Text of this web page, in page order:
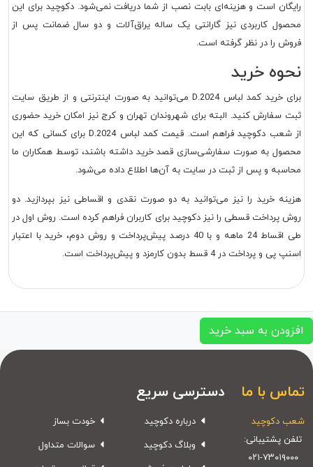
رایگان است و هزینه‌ای بابت نصب از شما دریافت نمی‌شود. دکوچید برای این
محصول کاربردی نیز گارانتی یک ساله یراق‌آلات و دو سال ضمانت پس از
فروش را در نظر گرفته است.
نحوه خرید
برای خرید کمد لباس D.2024 می‌توانید به صورت اینترنتی و از طریق سایت
ثبت سفارش کنید. البته برای شهروندان تهران و کرج نیز امکان خرید حضوری
از شعب دکوچید فراهم است. قیمت کمد لباس D.2024 برای کسانی که این
محصول به صورت سفارشی‌سازی قصد خرید داشته باشند، توسط همکاران ما
محاسبه و پس از ثبت در سایت به آن‌ها اطلاع داده می‌شود.
هزینه خرید را نیز می‌توانید به دو صورت نقدی و اقساطی نیز بپردازید. دو
روش پرداخت قسطی را نیز دکوچید برای کاربران فراهم کرده است. روش اول در
طی اقساط 24 ماهه و با 40 درصد پیش‌پرداخت و روش دوم، خرید با اعتبار
اسنپ پی و پرداخت در 4 قسط بدون کارمزد و پیش‌پرداخت است.
افزودن به سبد خرید
تماس با ما
شعب دکوچید
تلفن پشتیبانی:
۰۲۱-۷۳۰۱۹۰۰۰
دسترسی سریع
درباره دکوچید
وبلاگ دکوچید
خودت بساز
سوالات متداول